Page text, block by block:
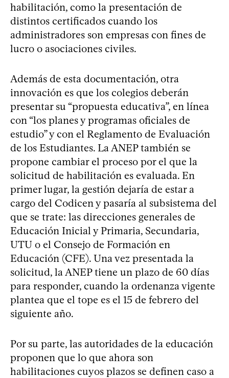
habilitación, como la presentación de
distintos certificados cuando los
administradores son empresas con fines de
lucro o asociaciones civiles.
Además de esta documentación, otra
innovación es que los colegios deberán
presentar su “propuesta educativa”, en línea
con “los planes y programas oficiales de
estudio” y con el Reglamento de Evaluación
de los Estudiantes. La ANEP también se
propone cambiar el proceso por el que la
solicitud de habilitación es evaluada. En
primer lugar, la gestión dejaría de estar a
cargo del Codicen y pasaría al subsistema del
que se trate: las direcciones generales de
Educación Inicial y Primaria, Secundaria,
UTU o el Consejo de Formación en
Educación (CFE). Una vez presentada la
solicitud, la ANEP tiene un plazo de 60 días
para responder, cuando la ordenanza vigente
plantea que el tope es el 15 de febrero del
siguiente año.
Por su parte, las autoridades de la educación
proponen que lo que ahora son
habilitaciones cuyos plazos se definen caso a